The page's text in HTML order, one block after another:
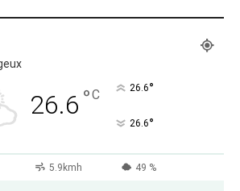
26.6 °C 26.6°
26.6°
5.9kmh 49 %